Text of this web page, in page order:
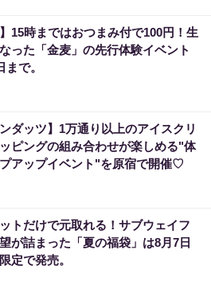
】15時まではおつまみ付で100円！生
った「金麦」の先行体験イベント
まで。
ンダッツ】1万通り以上のアイスクリ
ピングの組み合わせが楽しめる"体
アップイベント"を原宿で開催♡
トだけで元取れる！サブウェイフ
が詰まった「夏の福袋」は8月7日
定で発売。